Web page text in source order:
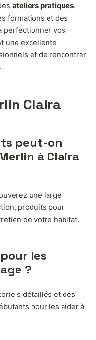
ateliers pratiques.
formations et des
perfectionner vos
une excellente
et de rencontrer
Claira
peut-on
à Claira
une large
produits pour
de votre habitat.
les
?
détaillés et des
pour les aider à